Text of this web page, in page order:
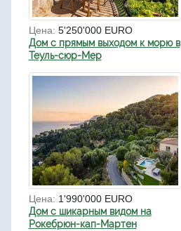
Цена: 5'250'000 EURO
Дом с прямым выходом к морю в
Теуль-сюр-Мер
Цена: 1'990'000 EURO
Дом с шикарным видом на
Рокебрюн-кап-Мартен